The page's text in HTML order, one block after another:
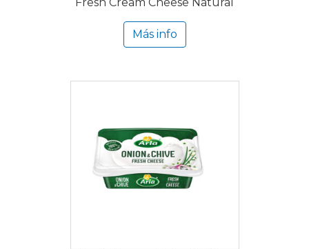
Fresh Cream Cheese Natural
Más info